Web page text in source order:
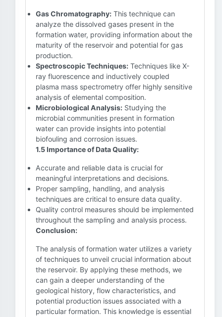
Gas Chromatography: This technique can
analyze the dissolved gases present in the
formation water, providing information about the
maturity of the reservoir and potential for gas
production.
Spectroscopic Techniques: Techniques like X-
ray fluorescence and inductively coupled
plasma mass spectrometry offer highly sensitive
analysis of elemental composition.
Microbiological Analysis: Studying the
microbial communities present in formation
water can provide insights into potential
biofouling and corrosion issues.
1.5 Importance of Data Quality:
Accurate and reliable data is crucial for
meaningful interpretations and decisions.
Proper sampling, handling, and analysis
techniques are critical to ensure data quality.
Quality control measures should be implemented
throughout the sampling and analysis process.
Conclusion:
The analysis of formation water utilizes a variety
of techniques to unveil crucial information about
the reservoir. By applying these methods, we
can gain a deeper understanding of the
geological history, flow characteristics, and
potential production issues associated with a
particular formation. This knowledge is essential